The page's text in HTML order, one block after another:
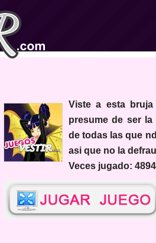
Viste a esta bruja de winx que
presume de ser la
de todas las que
asi que no la
Veces jugado: 4894